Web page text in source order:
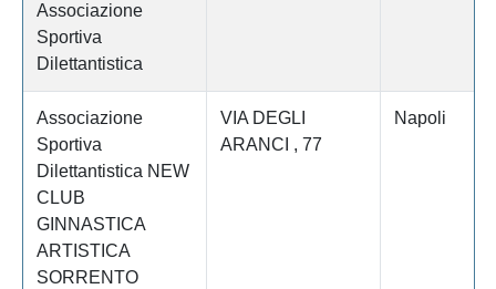
Associazione
Sportiva
Dilettantistica
Associazione
Sportiva
Dilettantistica NEW
CLUB
GINNASTICA
ARTISTICA
SORRENTO
VIA DEGLI
ARANCI , 77
Napoli